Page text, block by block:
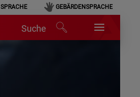
GEBÄRDENSPRACHE
Suche